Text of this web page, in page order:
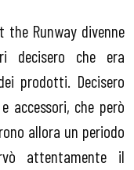
the Runway divenne
decisero che era
prodotti. Decisero
accessori, che però
allora un periodo
attentamente il